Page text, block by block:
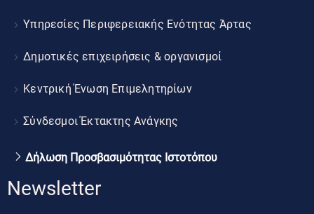
Υπηρεσίες Περιφερειακής Ενότητας Άρτας
Δημοτικές επιχειρήσεις & οργανισμοί
Κεντρική Ένωση Επιμελητηρίων
Σύνδεσμοι Έκτακτης Ανάγκης
Δήλωση Προσβασιμότητας Ιστοτόπου
Newsletter